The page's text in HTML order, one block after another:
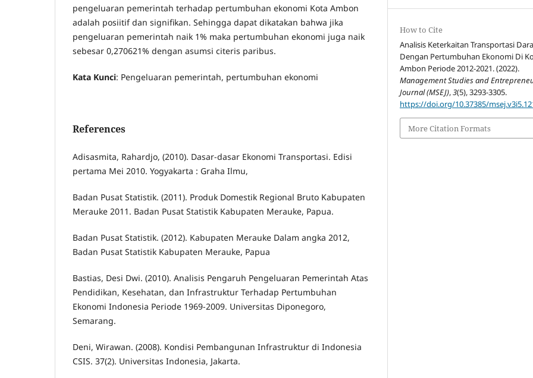
pengeluaran pemerintah terhadap pertumbuhan ekonomi Kota Ambon
adalah posiitif dan signifikan. Sehingga dapat dikatakan bahwa jika
pengeluaran pemerintah naik 1% maka pertumbuhan ekonomi juga naik
sebesar 0,270621% dengan asumsi citeris paribus.
Kata Kunci: Pengeluaran pemerintah, pertumbuhan ekonomi
References
Adisasmita, Rahardjo, (2010). Dasar-dasar Ekonomi Transportasi. Edisi
pertama Mei 2010. Yogyakarta : Graha Ilmu,
Badan Pusat Statistik. (2011). Produk Domestik Regional Bruto Kabupaten
Merauke 2011. Badan Pusat Statistik Kabupaten Merauke, Papua.
Badan Pusat Statistik. (2012). Kabupaten Merauke Dalam angka 2012,
Badan Pusat Statistik Kabupaten Merauke, Papua
Bastias, Desi Dwi. (2010). Analisis Pengaruh Pengeluaran Pemerintah Atas
Pendidikan, Kesehatan, dan Infrastruktur Terhadap Pertumbuhan
Ekonomi Indonesia Periode 1969-2009. Universitas Diponegoro,
Semarang.
Deni, Wirawan. (2008). Kondisi Pembangunan Infrastruktur di Indonesia
CSIS. 37(2). Universitas Indonesia, Jakarta.
How to Cite
Analisis Keterkaitan Transportasi
Dengan Pertumbuhan Ekonomi Di
Ambon Periode 2012-2021. (2022).
Management Studies and
Journal (MSEJ),3(5), 3293-3305.
https://doi.org/10.37385/
More Citation Formats